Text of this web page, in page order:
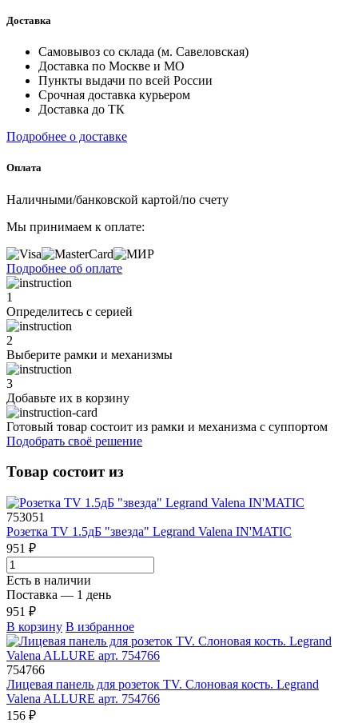
Доставка
Самовывоз со склада (м. Савеловская)
Доставка по Москве и МО
Пункты выдачи по всей России
Срочная доставка курьером
Доставка до ТК
Подробнее о доставке
Оплата
Наличными/банковской картой/по счету
Мы принимаем к оплате:
Подробнее об оплате
1
Определитесь с серией
2
Выберите рамки и механизмы
3
Добавьте их в корзину
Готовый товар состоит из рамки и механизма с суппортом
Подобрать своё решение
Товар состоит из
753051
Розетка TV 1.5дБ "звезда" Legrand Valena IN'MATIC
951 ₽
Есть в наличии
Поставка — 1 день
951 ₽
В корзину В избранное
754766
Лицевая панель для розеток ТV. Слоновая кость. Legrand
Valena ALLURE арт. 754766
156 ₽